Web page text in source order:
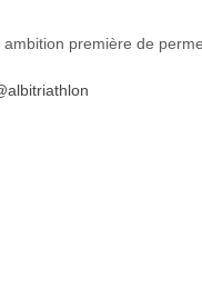
ambition première de